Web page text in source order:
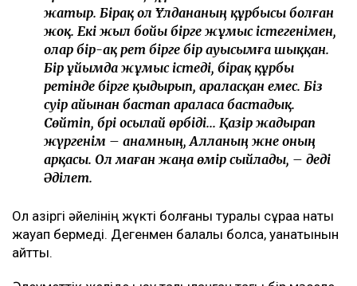
жатыр. Бірақ ол Ұлдананың құрбысы болған
жоқ. Екі жыл бойы бірге жұмыс істегенімен,
олар бір-ақ рет бірге бір ауысымға шыққан.
Бір ұйымда жұмыс істеді, бірақ құрбы
ретінде бірге қыдырып, араласқан емес. Біз
сәуір айынан бастап араласа бастадық.
Сөйтіп, бәрі осылай өрбіді... Қазір жадырап
жүргенім – анамның, Алланың және оның
арқасы. Ол маған жаңа өмір сыйлады, – деді
Әділет.
Ол қазіргі әйелінің жүкті болғаны туралы сұраққа нақты
жауап бермеді. Дегенмен балалы болса, қуанатынын
айтты.